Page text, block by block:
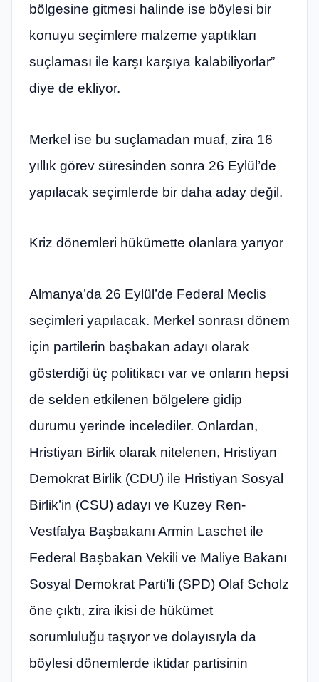
bölgesine gitmesi halinde ise böylesi bir
konuyu seçimlere malzeme yaptıkları
suçlaması ile karşı karşıya kalabiliyorlar”
diye de ekliyor.
Merkel ise bu suçlamadan muaf, zira 16
yıllık görev süresinden sonra 26 Eylül’de
yapılacak seçimlerde bir daha aday değil.
Kriz dönemleri hükümette olanlara yarıyor
Almanya’da 26 Eylül’de Federal Meclis
seçimleri yapılacak. Merkel sonrası dönem
için partilerin başbakan adayı olarak
gösterdiği üç politikacı var ve onların hepsi
de selden etkilenen bölgelere gidip
durumu yerinde incelediler. Onlardan,
Hristiyan Birlik olarak nitelenen, Hristiyan
Demokrat Birlik (CDU) ile Hristiyan Sosyal
Birlik’in (CSU) adayı ve Kuzey Ren-
Vestfalya Başbakanı Armin Laschet ile
Federal Başbakan Vekili ve Maliye Bakanı
Sosyal Demokrat Parti’li (SPD) Olaf Scholz
öne çıktı, zira ikisi de hükümet
sorumluluğu taşıyor ve dolayısıyla da
böylesi dönemlerde iktidar partisinin